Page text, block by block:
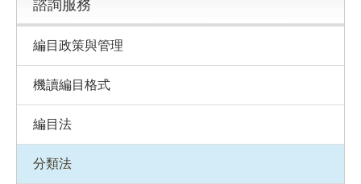
諮詢服務
編目政策與管理
機讀編目格式
編目法
分類法